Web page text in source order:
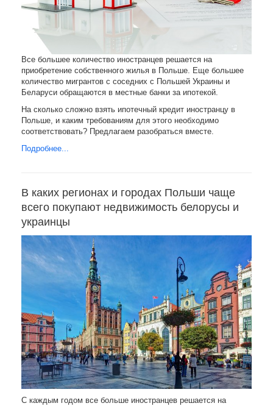
Все большее количество иностранцев решается на
приобретение собственного жилья в Польше. Еще большее
количество мигрантов с соседних с Польшей Украины и
Беларуси обращаются в местные банки за ипотекой.
На сколько сложно взять ипотечный кредит иностранцу в
Польше, и каким требованиям для этого необходимо
соответствовать? Предлагаем разобраться вместе.
Подробнее...
В каких регионах и городах Польши чаще
всего покупают недвижимость белорусы и
украинцы
С каждым годом все больше иностранцев решается на